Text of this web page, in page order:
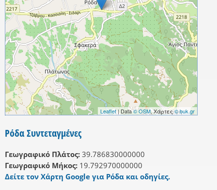
Leaflet| Data© OSM, Χάρτες© buk.gr
Ρόδα Συντεταγμένες
Γεωγραφικό Πλάτος: 39.786830000000
Γεωγραφικό Μήκος: 19.792970000000
Δείτε τον Χάρτη Google για Ρόδα και οδηγίες.